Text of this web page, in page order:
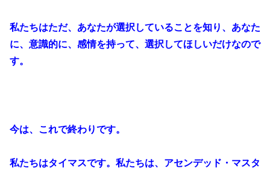
私たちはただ、あなたが選択していることを知り、あなた
に、意識的に、感情を持って、選択してほしいだけなので
す。
今は、これで終わりです。
私たちはタイマスです。私たちは、アセンデッド・マスタ